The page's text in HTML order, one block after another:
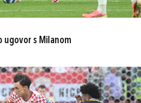
ugovor s Milanom